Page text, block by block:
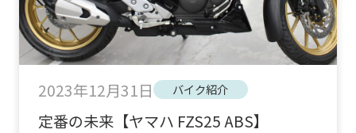
2023年12月31日 バイク紹介
定番の未来【ヤマハ FZS25 ABS】